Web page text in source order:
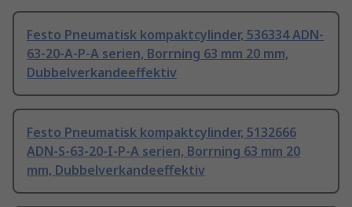
Festo Pneumatisk kompaktcylinder, 536334 ADN-
63-20-A-P-A serien, Borrning 63 mm 20 mm,
Dubbelverkandeeffektiv
Festo Pneumatisk kompaktcylinder, 5132666
ADN-S-63-20-I-P-A serien, Borrning 63 mm 20
mm, Dubbelverkandeeffektiv